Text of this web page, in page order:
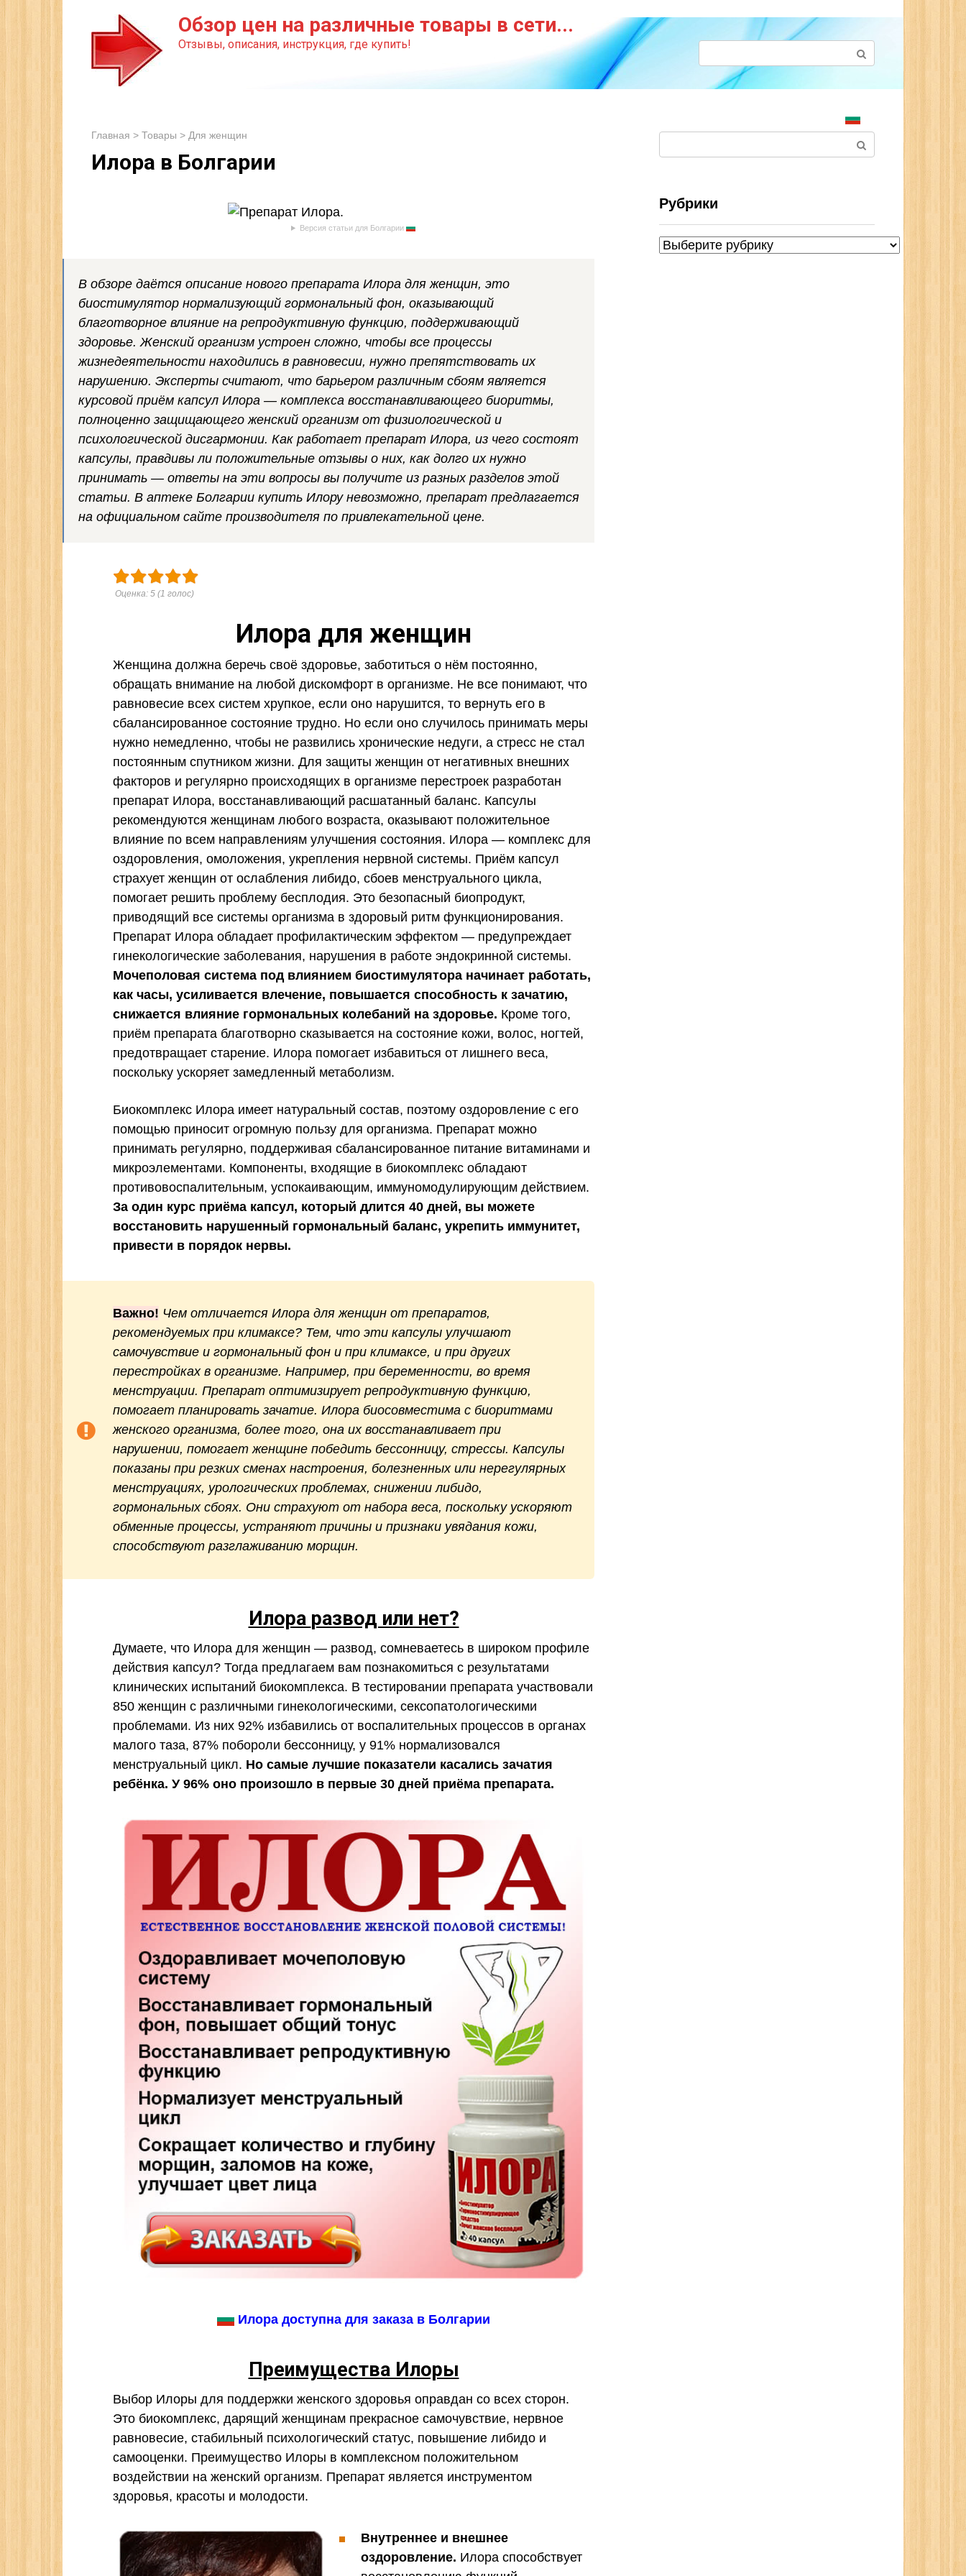
Обзор цен на различные товары в сети...
Отзывы, описания, инструкция, где купить!
Главная > Товары > Для женщин
Илора в Болгарии
Версия статьи для Болгарии
В обзоре даётся описание нового препарата Илора для женщин, это
биостимулятор нормализующий гормональный фон, оказывающий
благотворное влияние на репродуктивную функцию, поддерживающий
здоровье. Женский организм устроен сложно, чтобы все процессы
жизнедеятельности находились в равновесии, нужно препятствовать их
нарушению. Эксперты считают, что барьером различным сбоям является
курсовой приём капсул Илора — комплекса восстанавливающего биоритмы,
полноценно защищающего женский организм от физиологической и
психологической дисгармонии. Как работает препарат Илора, из чего состоят
капсулы, правдивы ли положительные отзывы о них, как долго их нужно
принимать — ответы на эти вопросы вы получите из разных разделов этой
статьи. В аптеке Болгарии купить Илору невозможно, препарат предлагается
на официальном сайте производителя по привлекательной цене.
Оценка: 5 (1 голос)
Илора для женщин
Женщина должна беречь своё здоровье, заботиться о нём постоянно,
обращать внимание на любой дискомфорт в организме. Не все понимают, что
равновесие всех систем хрупкое, если оно нарушится, то вернуть его в
сбалансированное состояние трудно. Но если оно случилось принимать меры
нужно немедленно, чтобы не развились хронические недуги, а стресс не стал
постоянным спутником жизни. Для защиты женщин от негативных внешних
факторов и регулярно происходящих в организме перестроек разработан
препарат Илора, восстанавливающий расшатанный баланс. Капсулы
рекомендуются женщинам любого возраста, оказывают положительное
влияние по всем направлениям улучшения состояния. Илора — комплекс для
оздоровления, омоложения, укрепления нервной системы. Приём капсул
страхует женщин от ослабления либидо, сбоев менструального цикла,
помогает решить проблему бесплодия. Это безопасный биопродукт,
приводящий все системы организма в здоровый ритм функционирования.
Препарат Илора обладает профилактическим эффектом — предупреждает
гинекологические заболевания, нарушения в работе эндокринной системы.
Мочеполовая система под влиянием биостимулятора начинает работать,
как часы, усиливается влечение, повышается способность к зачатию,
снижается влияние гормональных колебаний на здоровье. Кроме того,
приём препарата благотворно сказывается на состояние кожи, волос, ногтей,
предотвращает старение. Илора помогает избавиться от лишнего веса,
поскольку ускоряет замедленный метаболизм.
Биокомплекс Илора имеет натуральный состав, поэтому оздоровление с его
помощью приносит огромную пользу для организма. Препарат можно
принимать регулярно, поддерживая сбалансированное питание витаминами и
микроэлементами. Компоненты, входящие в биокомплекс обладают
противовоспалительным, успокаивающим, иммуномодулирующим действием.
За один курс приёма капсул, который длится 40 дней, вы можете
восстановить нарушенный гормональный баланс, укрепить иммунитет,
привести в порядок нервы.
Важно! Чем отличается Илора для женщин от препаратов,
рекомендуемых при климаксе? Тем, что эти капсулы улучшают
самочувствие и гормональный фон и при климаксе, и при других
перестройках в организме. Например, при беременности, во время
менструации. Препарат оптимизирует репродуктивную функцию,
помогает планировать зачатие. Илора биосовместима с биоритмами
женского организма, более того, она их восстанавливает при
нарушении, помогает женщине победить бессонницу, стрессы. Капсулы
показаны при резких сменах настроения, болезненных или нерегулярных
менструациях, урологических проблемах, снижении либидо,
гормональных сбоях. Они страхуют от набора веса, поскольку ускоряют
обменные процессы, устраняют причины и признаки увядания кожи,
способствуют разглаживанию морщин.
Илора развод или нет?
Думаете, что Илора для женщин — развод, сомневаетесь в широком профиле
действия капсул? Тогда предлагаем вам познакомиться с результатами
клинических испытаний биокомплекса. В тестировании препарата участвовали
850 женщин с различными гинекологическими, сексопатологическими
проблемами. Из них 92% избавились от воспалительных процессов в органах
малого таза, 87% побороли бессонницу, у 91% нормализовался
менструальный цикл. Но самые лучшие показатели касались зачатия
ребёнка. У 96% оно произошло в первые 30 дней приёма препарата.
Илора доступна для заказа в Болгарии
Преимущества Илоры
Выбор Илоры для поддержки женского здоровья оправдан со всех сторон.
Это биокомплекс, дарящий женщинам прекрасное самочувствие, нервное
равновесие, стабильный психологический статус, повышение либидо и
самооценки. Преимущество Илоры в комплексном положительном
воздействии на женский организм. Препарат является инструментом
здоровья, красоты и молодости.
Внутреннее и внешнее
оздоровление. Илора способствует
Рубрики
Рубрики